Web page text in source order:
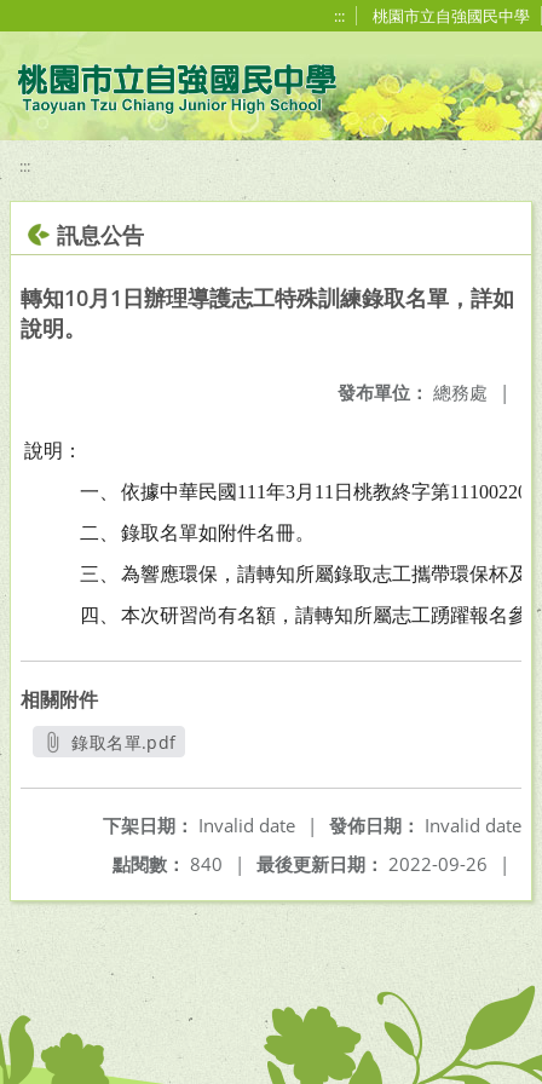
::: 桃園市立自強國民中學
:::
訊息公告
轉知10月1日辦理導護志工特殊訓練錄取名單，詳如
說明。
發布單位： 總務處 |
說明：
一、
依據中華民國111年3月11日桃教終字第
二、
錄取名單如附件名冊。
三、
為響應環保，請轉知所屬錄取志工攜帶環保杯及
四、
本次研習尚有名額，請轉知所屬志工踴躍報名參
相關附件
錄取名單.pdf
發佈日期： Invalid date
下架日期： Invalid date
|
最後更新日期： 2022-09-26 |
點閱數： 840 |